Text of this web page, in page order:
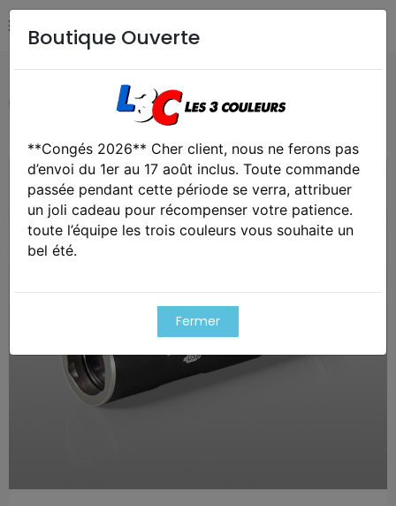
Militaire
magnet usb xp-l warm
Exclusivité web !
Boutique Ouverte
**Congés 2026** Cher client, nous ne ferons pas
d’envoi du 1er au 17 août inclus. Toute commande
passée pendant cette période se verra, attribuer
un joli cadeau pour récompenser votre patience.
toute l’équipe les trois couleurs vous souhaite un
bel été.
Fermer